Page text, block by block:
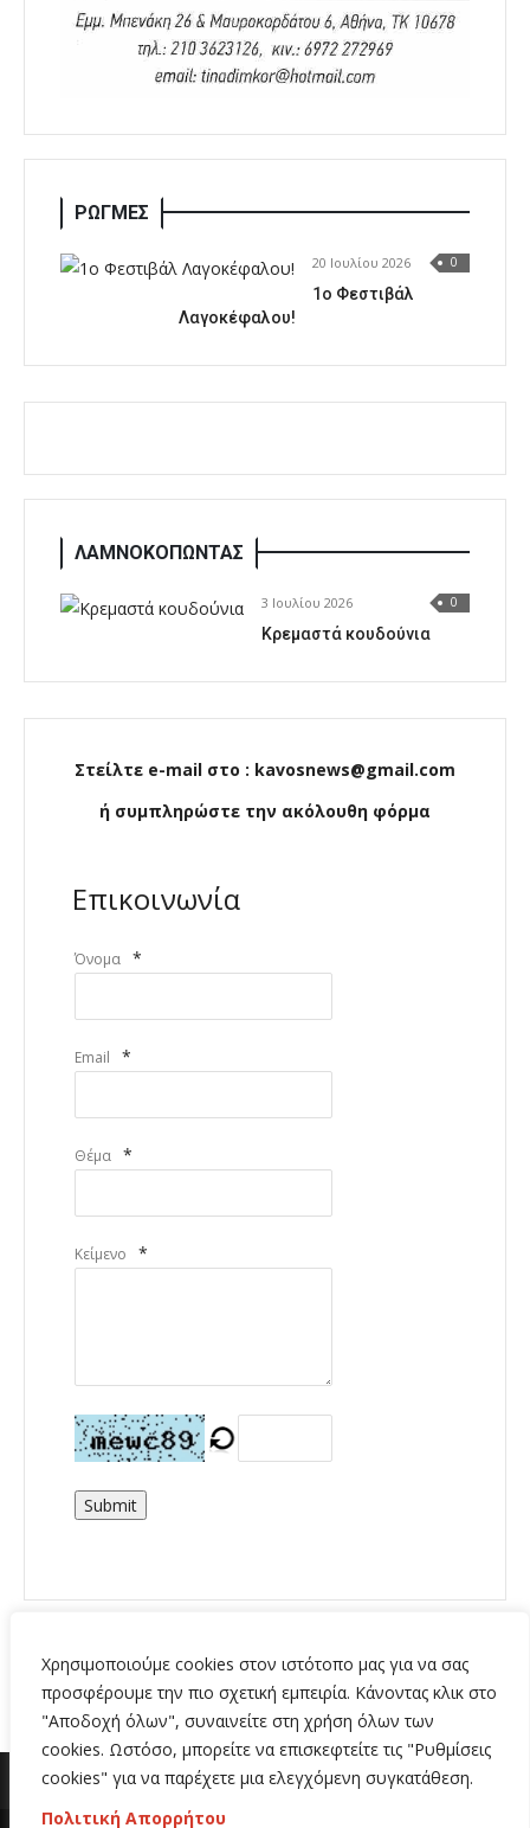
Χρησιμοποιούμε cookies στον ιστότοπο μας για να σας
προσφέρουμε την πιο σχετική εμπειρία. Κάνοντας κλικ στο
"Αποδοχή όλων", συναινείτε στη χρήση όλων των
cookies. Ωστόσο, μπορείτε να επισκεφτείτε τις "Ρυθμίσεις
cookies" για να παρέχετε μια ελεγχόμενη συγκατάθεση.
Πολιτική Απορρήτου
ΡΩΓΜΕΣ
20 Ιουλίου 2026 0
1o Φεστιβάλ
Λαγοκέφαλου!
ΛΑΜΝΟΚΟΠΩΝΤΑΣ
3 Ιουλίου 2026 0
Κρεμαστά κουδούνια
Στείλτε e-mail στο : kavosnews@gmail.com
ή συμπληρώστε την ακόλουθη φόρμα
Επικοινωνία
Όνομα *
Email *
Θέμα *
Κείμενο *
Submit